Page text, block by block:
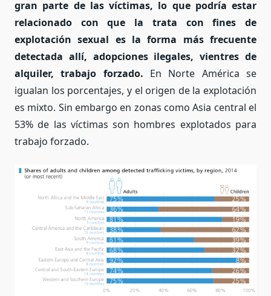
gran parte de las víctimas, lo que podría estar
relacionado con que la trata con fines de
explotación sexual es la forma más frecuente
detectada allí, adopciones ilegales, vientres de
alquiler, trabajo forzado. En Norte América se
igualan los porcentajes, y el origen de la explotación
es mixto. Sin embargo en zonas como Asia central el
53% de las víctimas son hombres explotados para
trabajo forzado.